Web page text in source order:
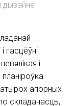
дызайне
гасцёўні
і
апорных
складанасць,